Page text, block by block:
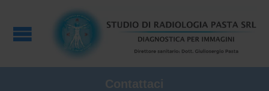
Contattaci